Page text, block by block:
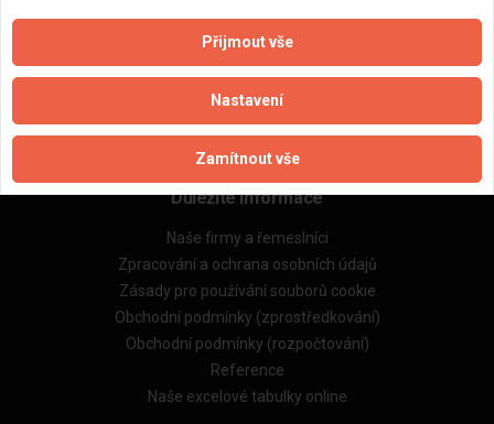
Důležité informace
Naše firmy a řemeslníci
Zpracování a ochrana osobních údajů
Zásady pro používání souborů cookie
Obchodní podmínky (zprostředkování)
Obchodní podmínky (rozpočtování)
Reference
Naše excelové tabulky online
Přijmout vše
Nastavení
Zamítnout vše